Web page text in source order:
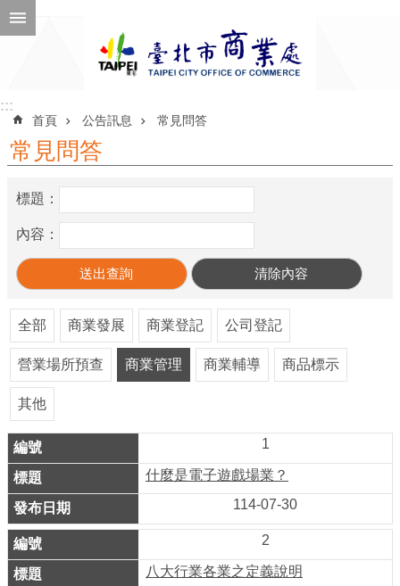
跳到主要內容區塊
訊
息
關
介
紹
業
資
訊
線
上
服
務
::::::
首頁 公告訊息 常見問答
常見問答
標題：
內容：
全部 商業發展 商業登記 公司登記
營業場所預查 商業管理 商業輔導 商品標示
其他
1
什麼是電子遊戲場業？
114-07-30
2
八大行業各業之定義說明